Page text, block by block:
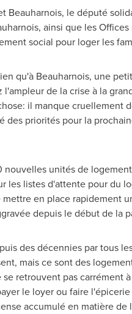
Beauharnois, le député
, ainsi que les
social pour loger les
qu'à Beauharnois, une
de la crise à la
il manque cruellement
priorités pour la
unités de
listes d'attente pour du
en place rapidement
depuis le début de la
des décennies par tous
mais ce sont des
retrouvent pas carrément
le loyer ou faire
accumulé en matière